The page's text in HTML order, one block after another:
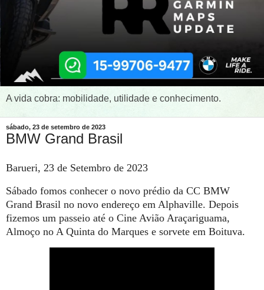
A vida cobra: mobilidade, utilidade e conhecimento.
sábado, 23 de setembro de 2023
BMW Grand Brasil
Barueri, 23 de Setembro de 2023
Sábado fomos conhecer o novo prédio da CC BMW
Grand Brasil no novo endereço em Alphaville. Depois
fizemos um passeio até o Cine Avião Araçariguama,
Almoço no A Quinta do Marques e sorvete em Boituva.